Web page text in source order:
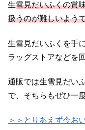
生雪見だいふくの賞
扱うのが難しいよう
生雪見だいふくを手
ラッグストアなどを
通販では生雪見だい
で、そちらもぜひ一
＞＞とりあえず今お